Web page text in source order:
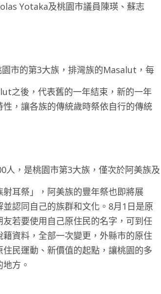
Yotaka及桃園市議員陳瑛、蘇志
市的第3大族，排灣族的Masalut，每
之後，代表舊的一年結束，新的一年
，讓各族的傳統歲時祭依自行的傳統
人，是桃園市第3大族，僅次於阿美族及
耳祭」，阿美族的豐年祭也即將展
認同自己的族群和文化。8月1日是原
若要使用自己原住民的名字，可到任
資料，全部一次變更，外縣市的原住
民運動、新價值的起點，讓桃園的多
方。